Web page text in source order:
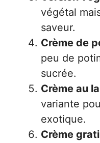
végétal
saveur.
Crème de
peu de
sucrée.
Crème au
variante
exotique.
Crème